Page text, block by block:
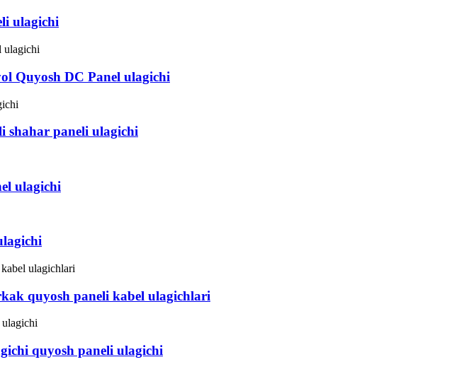
ulagichi
Quyosh DC Panel ulagichi
shahar paneli ulagichi
ulagichi
quyosh paneli kabel ulagichlari
quyosh paneli ulagichi